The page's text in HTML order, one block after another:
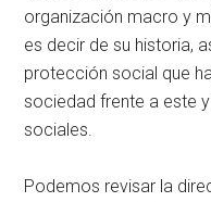
organización macro y
es decir de su historia,
protección social que
sociedad frente a este
sociales.
Podemos revisar la